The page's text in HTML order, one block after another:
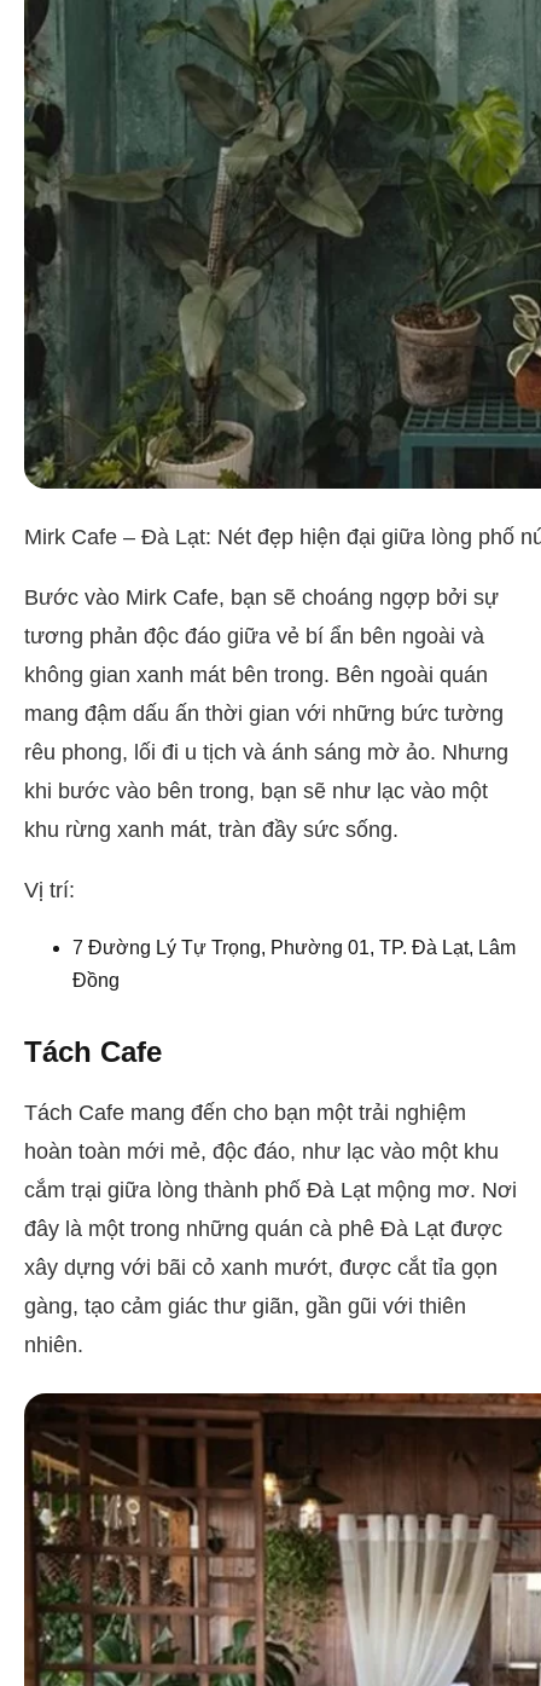
Mirk Cafe – Đà Lạt: Nét đẹp hiện đại giữa lòng phố
Bước vào Mirk Cafe, bạn sẽ choáng ngợp bởi sự
tương phản độc đáo giữa vẻ bí ẩn bên ngoài và
không gian xanh mát bên trong. Bên ngoài quán
mang đậm dấu ấn thời gian với những bức tường
rêu phong, lối đi u tịch và ánh sáng mờ ảo. Nhưng
khi bước vào bên trong, bạn sẽ như lạc vào một
khu rừng xanh mát, tràn đầy sức sống.
Vị trí:
7 Đường Lý Tự Trọng, Phường 01, TP. Đà Lạt, Lâm
Đồng
Tách Cafe
Tách Cafe mang đến cho bạn một trải nghiệm
hoàn toàn mới mẻ, độc đáo, như lạc vào một khu
cắm trại giữa lòng thành phố Đà Lạt mộng mơ. Nơi
đây là một trong những quán cà phê Đà Lạt được
xây dựng với bãi cỏ xanh mướt, được cắt tỉa gọn
gàng, tạo cảm giác thư giãn, gần gũi với thiên
nhiên.